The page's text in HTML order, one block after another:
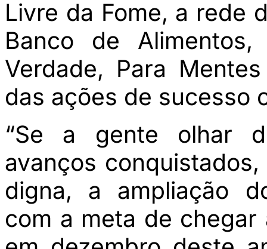
Livre da Fome, a rede
Banco de
Verdade, Para
das ações de sucesso
“Se a gente olhar
avanços
digna, a ampliação
com a meta de chegar